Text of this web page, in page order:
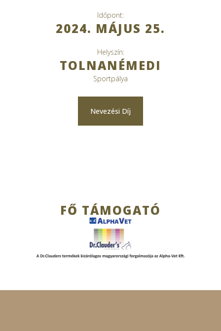
Időpont:
2024. MÁJUS 25.
Helyszín:
TOLNANÉMEDI
Sportpálya
Nevezési Díj
FŐ TÁMOGATÓ